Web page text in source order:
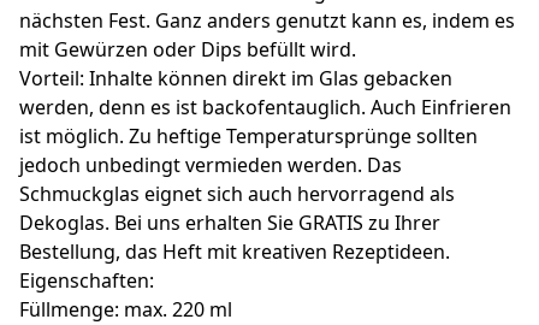
nächsten Fest. Ganz anders genutzt kann es, indem es
mit Gewürzen oder Dips befüllt wird.
Vorteil: Inhalte können direkt im Glas gebacken
werden, denn es ist backofentauglich. Auch Einfrieren
ist möglich. Zu heftige Temperatursprünge sollten
jedoch unbedingt vermieden werden. Das
Schmuckglas eignet sich auch hervorragend als
Dekoglas. Bei uns erhalten Sie GRATIS zu Ihrer
Bestellung, das Heft mit kreativen Rezeptideen.
Eigenschaften:
Füllmenge: max. 220 ml